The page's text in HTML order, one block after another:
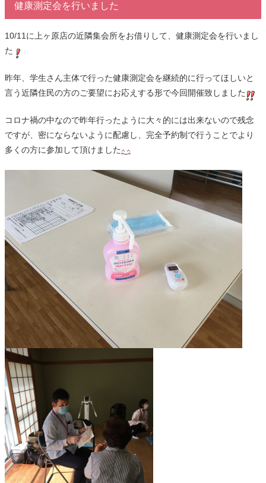
健康測定会を行いました
10/11 に上ヶ原店の近隣集会所をお借りして、健康測定会を行いまし
た
昨年、学生さん主体で行った健康測定会を継続的に行ってほしいと
言う近隣住民の方のご要望にお応えする形で今回開催致しました
コロナ禍の中なので昨年行ったように大々的には出来ないので残念
ですが、密にならないように配慮し、完全予約制で行うことでより
多くの方に参加して頂けました